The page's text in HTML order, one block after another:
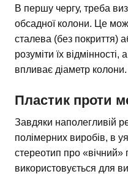
В першу чергу, треба
обсадної колони. Це
сталева (без покриття)
розуміти їх
впливає діаметр колони.
Пластик проти
Завдяки наполегливій
полімерних виробів, в
стереотип про
використовується для